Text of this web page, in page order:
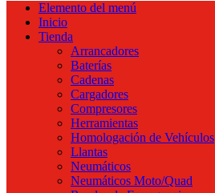
Elemento del menú
Inicio
Tienda
Arrancadores
Baterías
Cadenas
Cargadores
Compresores
Herramientas
Homologación de Vehículos
Llantas
Neumáticos
Neumáticos Moto/Quad